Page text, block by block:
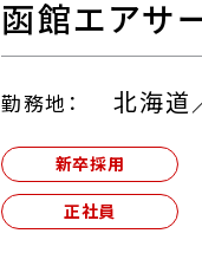
函館エアサ
勤務地： 北海道
新卒採用
正社員